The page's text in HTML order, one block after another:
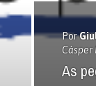
Por
Cásper
As